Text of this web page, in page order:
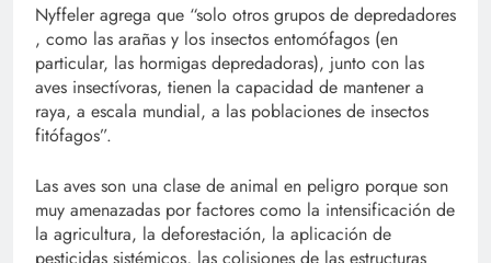
Nyffeler agrega que “solo otros grupos de depredadores
, como las arañas y los insectos entomófagos (en
particular, las hormigas depredadoras), junto con las
aves insectívoras, tienen la capacidad de mantener a
raya, a escala mundial, a las poblaciones de insectos
fitófagos”.
Las aves son una clase de animal en peligro porque son
muy amenazadas por factores como la intensificación de
la agricultura, la deforestación, la aplicación de
pesticidas sistémicos, las colisiones de las estructuras